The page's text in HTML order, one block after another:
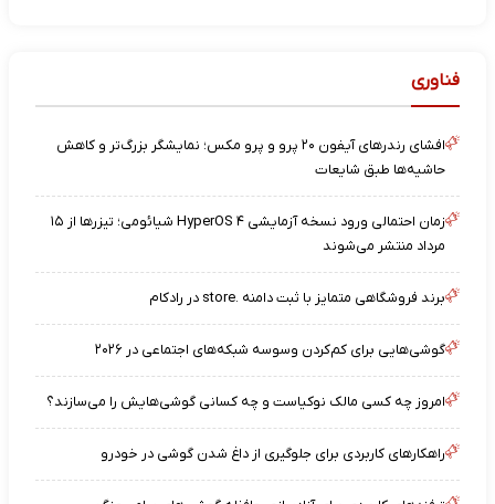
فناوری
افشای رندرهای آیفون ۲۰ پرو و پرو مکس؛ نمایشگر بزرگ‌تر و کاهش
حاشیه‌ها طبق شایعات
زمان احتمالی ورود نسخه آزمایشی HyperOS ۴ شیائومی؛ تیزرها از ۱۵
مرداد منتشر می‌شوند
برند فروشگاهی متمایز با ثبت دامنه .store در رادکام
گوشی‌هایی برای کم‌کردن وسوسه شبکه‌های اجتماعی در ۲۰۲۶
امروز چه کسی مالک نوکیاست و چه کسانی گوشی‌هایش را می‌سازند؟
راهکارهای کاربردی برای جلوگیری از داغ شدن گوشی در خودرو